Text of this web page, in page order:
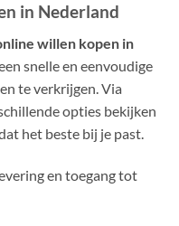
in Nederland
willen kopen in
snelle en eenvoudige
te verkrijgen. Via
opties bekijken
het beste bij je past.
en toegang tot